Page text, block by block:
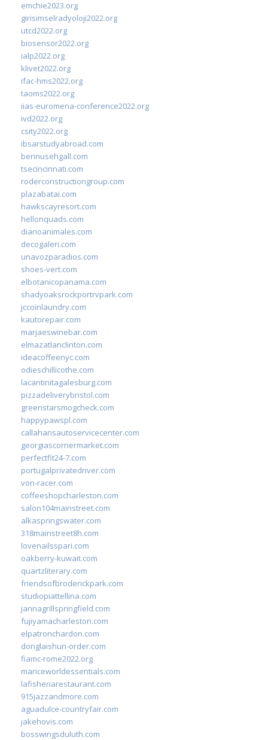
emchie2023.org
girisimselradyoloji2022.org
utcd2022.org
biosensor2022.org
ialp2022.org
klivet2022.org
ifac-hms2022.org
taoms2022.org
iias-euromena-conference2022.org
ivd2022.org
csity2022.org
ibsarstudyabroad.com
bennusehgall.com
tsecincinnati.com
roderconstructiongroup.com
plazabatai.com
hawkscayresort.com
hellonquads.com
diarioanimales.com
decogaleri.com
unavozparadios.com
shoes-vert.com
elbotanicopanama.com
shadyoaksrockportrvpark.com
jccoinlaundry.com
kautorepair.com
marjaeswinebar.com
elmazatlanclinton.com
ideacoffeenyc.com
odieschillicothe.com
lacantinitagalesburg.com
pizzadeliverybristol.com
greenstarsmogcheck.com
happypawspl.com
callahansautoservicecenter.com
georgiascornermarket.com
perfectfit24-7.com
portugalprivatedriver.com
von-racer.com
coffeeshopcharleston.com
salon104mainstreet.com
alkaspringswater.com
318mainstreet8h.com
lovenailsspari.com
oakberry-kuwait.com
quartzliterary.com
friendsofbroderickpark.com
studiopiattellina.com
jannagrillspringfield.com
fujiyamacharleston.com
elpatronchardon.com
donglaishun-order.com
fiamc-rome2022.org
mariceworldessentials.com
lafisheriarestaurant.com
915jazzandmore.com
aguadulce-countryfair.com
jakehovis.com
bosswingsduluth.com